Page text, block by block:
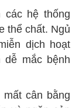
các hệ thống
thể chất. Ngủ
dịch hoạt
dễ mắc bệnh
cân bằng